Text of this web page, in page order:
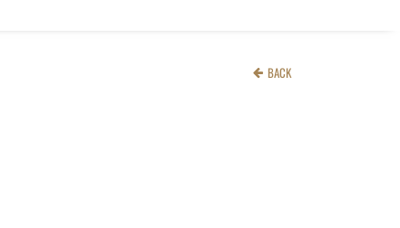
BACK